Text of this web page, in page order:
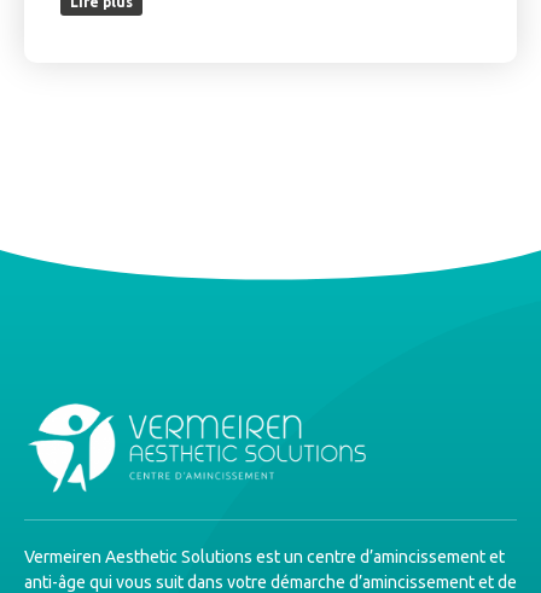
Vermeiren Aesthetic Solutions est un centre d’amincissement et
anti-âge qui vous suit dans votre démarche d’amincissement et de